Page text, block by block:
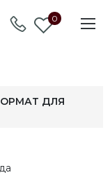
0
ДЛЯ